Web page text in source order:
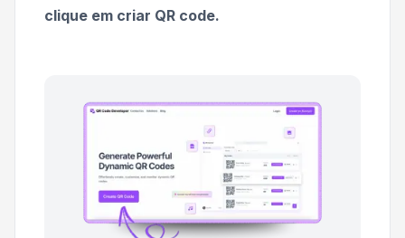
clique em criar QR code.